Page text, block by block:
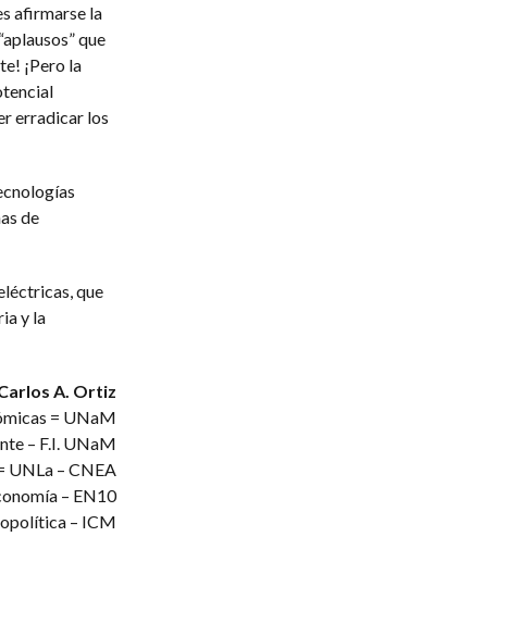
afirmarse la
que
¡Pero la
erradicar los
de
que
y la
A. Ortiz
= UNaM
– F.I. UNaM
UNLa – CNEA
– EN10
– ICM